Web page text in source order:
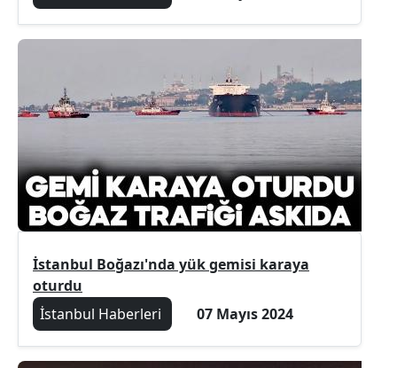
İstanbul Boğazı'nda yük gemisi karaya
oturdu
İstanbul Haberleri
07 Mayıs 2024